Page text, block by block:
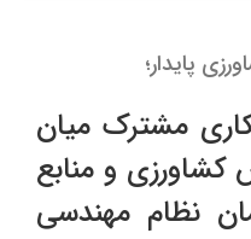
پایدار؛
مشترک میان
کشاورزی و منابع
نظام مهندسی